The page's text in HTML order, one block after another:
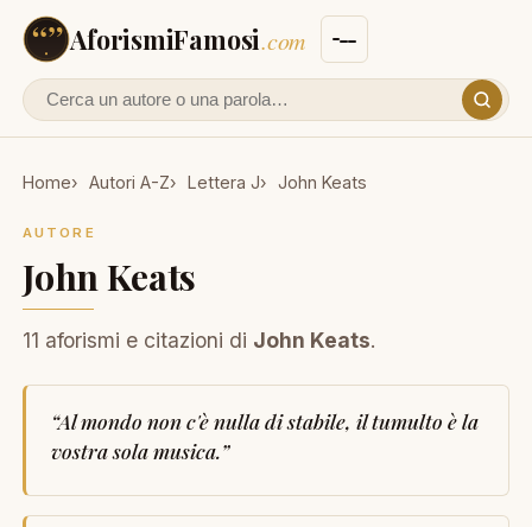
AforismiFamosi.com
Cerca un autore o un aforisma
Home Autori A-Z Lettera J John Keats
AUTORE
John Keats
11 aforismi e citazioni di John Keats.
“Al mondo non c'è nulla di stabile, il tumulto è la
vostra sola musica.”